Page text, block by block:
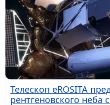
Телескоп eROSITA
рентгеновского неба